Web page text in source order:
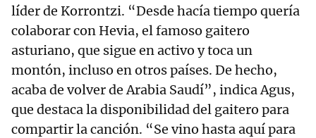
líder de Korrontzi. “Desde hacía tiempo quería
colaborar con Hevia, el famoso gaitero
asturiano, que sigue en activo y toca un
montón, incluso en otros países. De hecho,
acaba de volver de Arabia Saudí”, indica Agus,
que destaca la disponibilidad del gaitero para
compartir la canción. “Se vino hasta aquí para